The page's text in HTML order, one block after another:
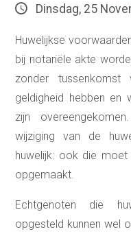
Dinsdag, 25
Huwelijkse
bij notariële akte
zonder
geldigheid hebben en
zijn
wijziging van de
huwelijk: ook die
opgemaakt.
Echtgenoten die
opgesteld kunnen wel